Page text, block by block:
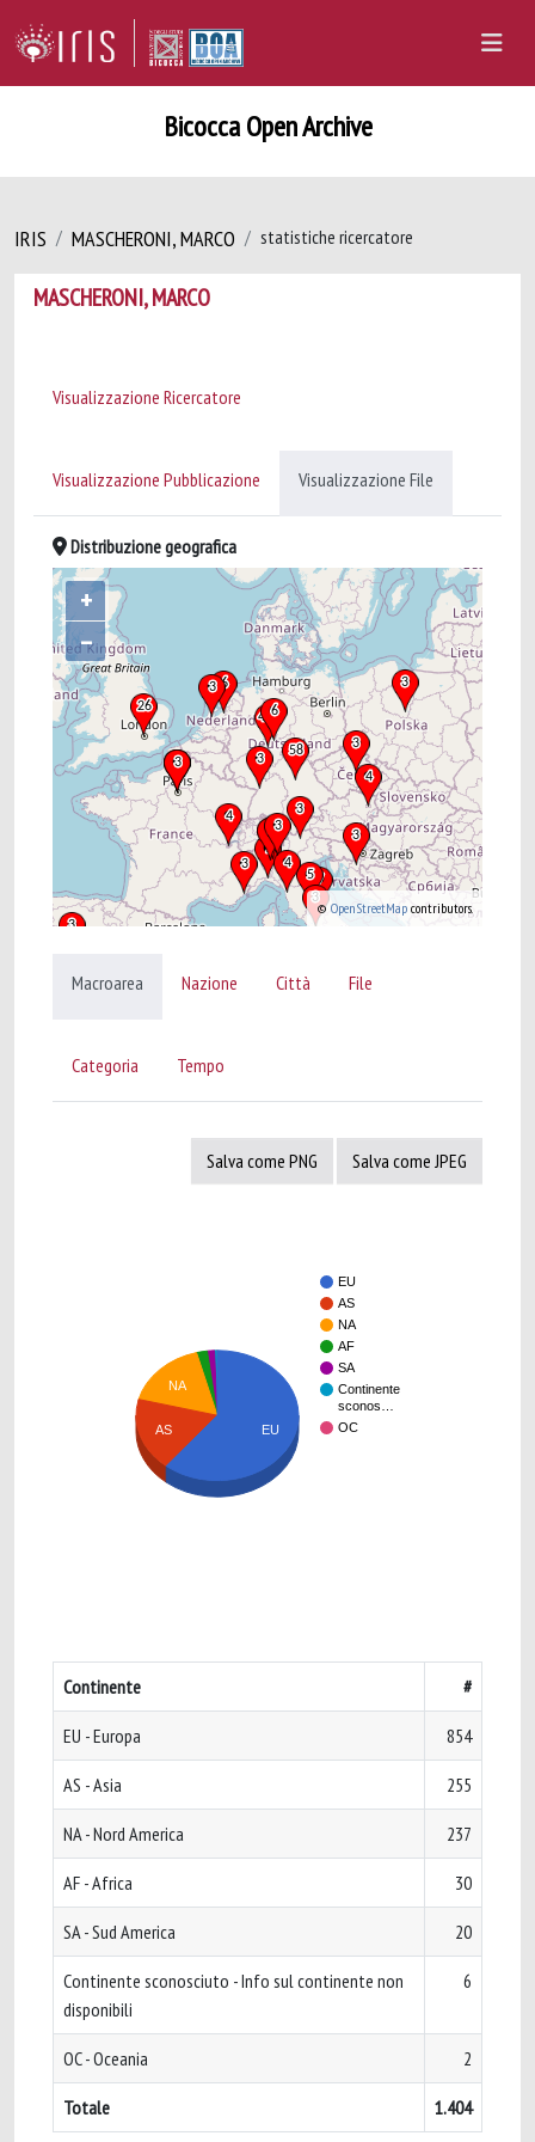
Bicocca Open Archive
IRIS MASCHERONI, MARCO statistiche ricercatore
MASCHERONI, MARCO
Visualizzazione Ricercatore
Visualizzazione Pubblicazione Visualizzazione File
Distribuzione geografica
+
–
©OpenStreetMap contributors.
Macroarea Nazione Città File
Categoria Tempo
Salva come PNG Salva come JPEG
EU
AS
NA
AF
SA
Continente
sconos…
OC
NA
AS EU
Continente #
EU - Europa 854
AS - Asia 255
NA - Nord America 237
AF - Africa 30
SA - Sud America 20
Continente sconosciuto - Info sul continente non
disponibili
6
OC - Oceania 2
Totale 1.404